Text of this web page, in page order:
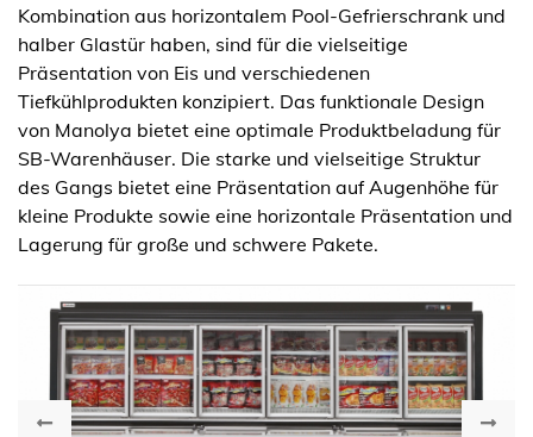
Kombination aus horizontalem Pool-Gefrierschrank und
halber Glastür haben, sind für die vielseitige
Präsentation von Eis und verschiedenen
Tiefkühlprodukten konzipiert. Das funktionale Design
von Manolya bietet eine optimale Produktbeladung für
SB-Warenhäuser. Die starke und vielseitige Struktur
des Gangs bietet eine Präsentation auf Augenhöhe für
kleine Produkte sowie eine horizontale Präsentation und
Lagerung für große und schwere Pakete.